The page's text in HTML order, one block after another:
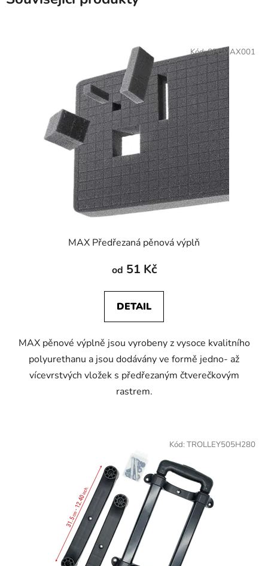
MAX Předřezaná pěnová výplň
od 51 Kč
DETAIL
MAX pěnové výplně jsou vyrobeny z vysoce kvalitního
polyurethanu a jsou dodávány ve formě jedno- až
vícevrstvých vložek s předřezaným čtverečkovým
rastrem.
Kód:SPUMAX001
Kód: TROLLEY505H280